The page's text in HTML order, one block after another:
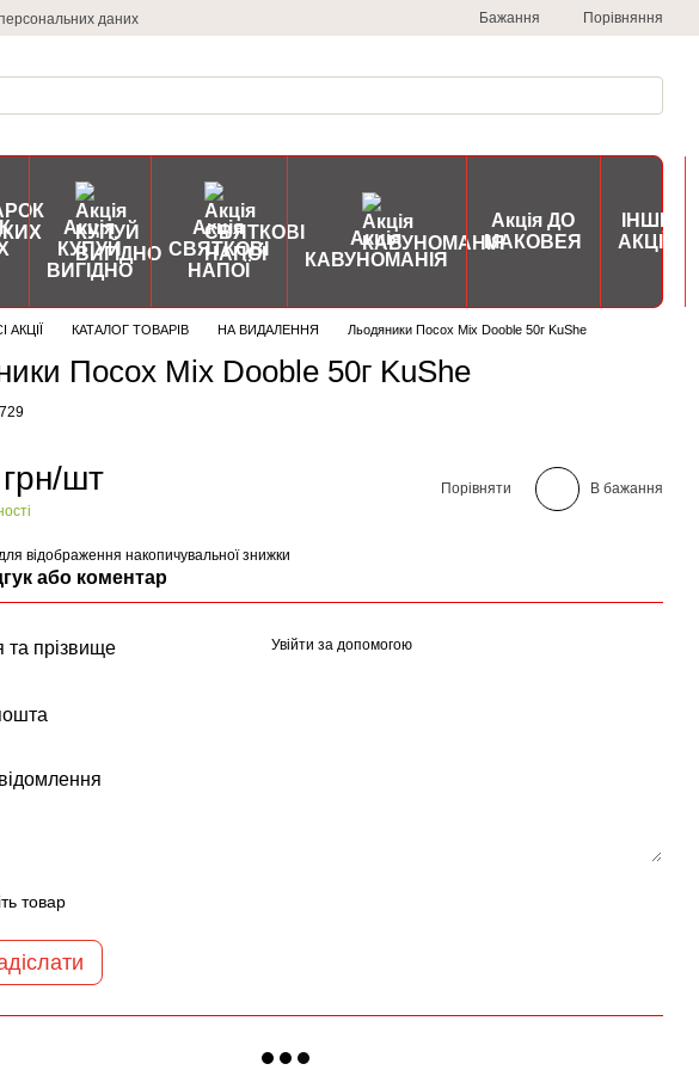
даних Бажання Порівняння
Акція
КУПУЙ
ВИГІДНО
Акція
СВЯТКОВІ
НАПОЇ
Акція
КАВУНОМАНІЯ
Акція ДО
МАКОВЕЯ
ІНШІ
АКЦІЇ
АКЦІЇ КАТАЛОГ ТОВАРІВ НА ВИДАЛЕННЯ Льодяники Посох Mix Dooble 50г KuShe
Посох Mix Dooble 50г KuShe
шт Порівняти В бажання
для відображення накопичувальної знижки
або коментар
Увійти за допомогою
товар